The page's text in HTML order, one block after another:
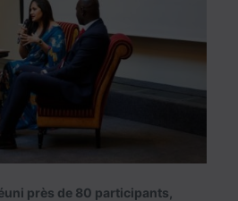
près de 80 participants,